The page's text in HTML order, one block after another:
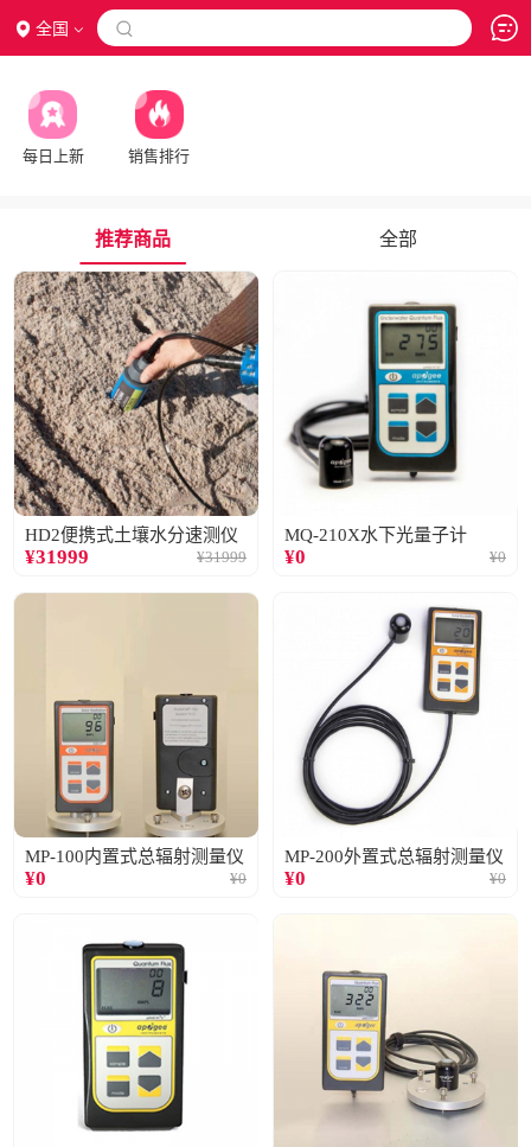
全国 
每日上新 销售排行
推荐商品 全部
HD2便携式土壤水分速测仪
¥31999 ¥31999
MQ-210X水下光量子计
¥0 ¥0
MP-100内置式总辐射测量仪
¥0 ¥0
MP-200外置式总辐射测量仪
¥0 ¥0